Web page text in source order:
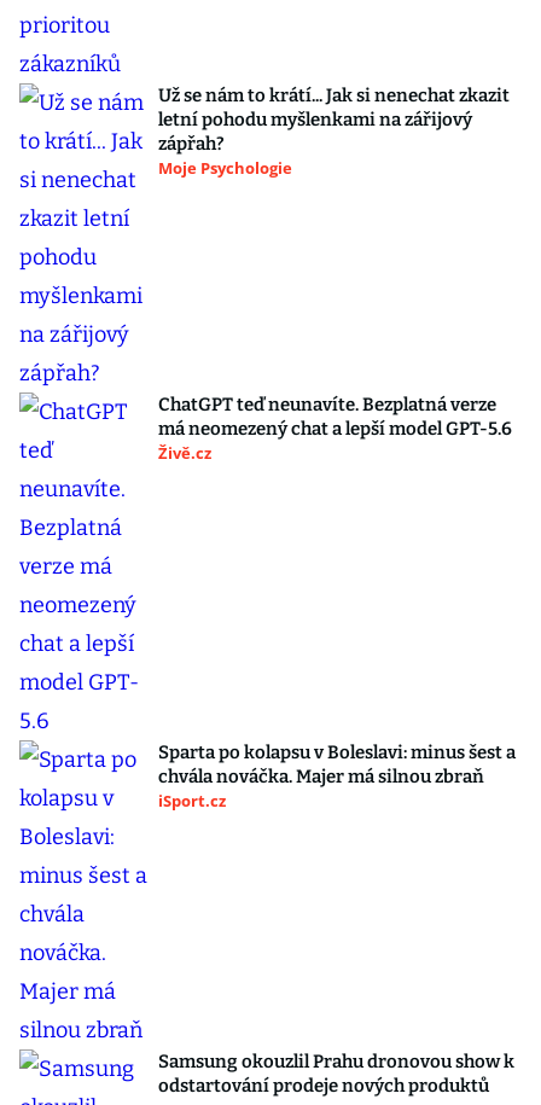
Už se nám to krátí... Jak si nenechat zkazit
letní pohodu myšlenkami na zářijový
zápřah?
Moje Psychologie
ChatGPT teď neunavíte. Bezplatná verze
má neomezený chat a lepší model GPT-5.6
Živě.cz
Sparta po kolapsu v Boleslavi: minus šest a
chvála nováčka. Majer má silnou zbraň
iSport.cz
Samsung okouzlil Prahu dronovou show k
odstartování prodeje nových produktů